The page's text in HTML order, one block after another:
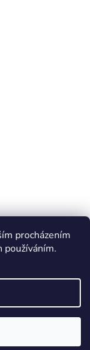
procházením
vyhrazena.